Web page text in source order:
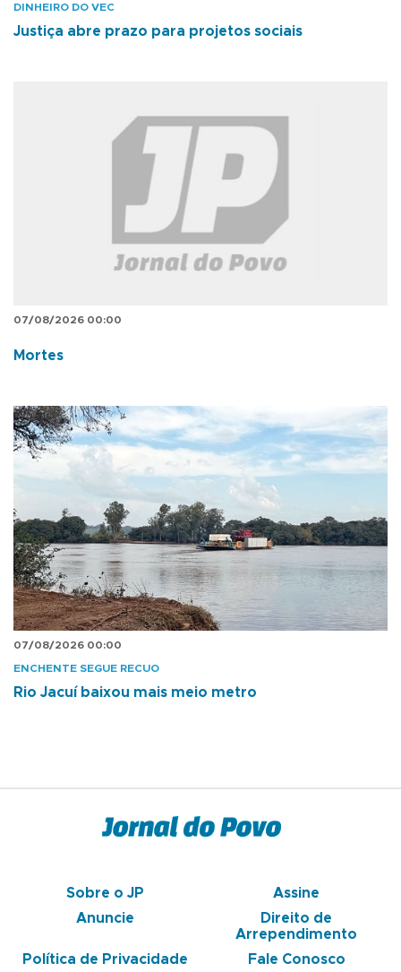
DINHEIRO DO VEC
Justiça abre prazo para projetos sociais
07/08/2026 00:00
Mortes
07/08/2026 00:00
ENCHENTE SEGUE RECUO
Rio Jacuí baixou mais meio metro
Sobre o JP
Assine
Anuncie
Direito de
Arrependimento
Política de Privacidade
Fale Conosco